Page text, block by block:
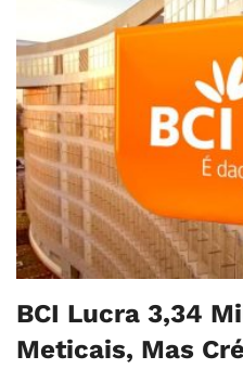
BCI Lucra 3,34
Meticais, Mas